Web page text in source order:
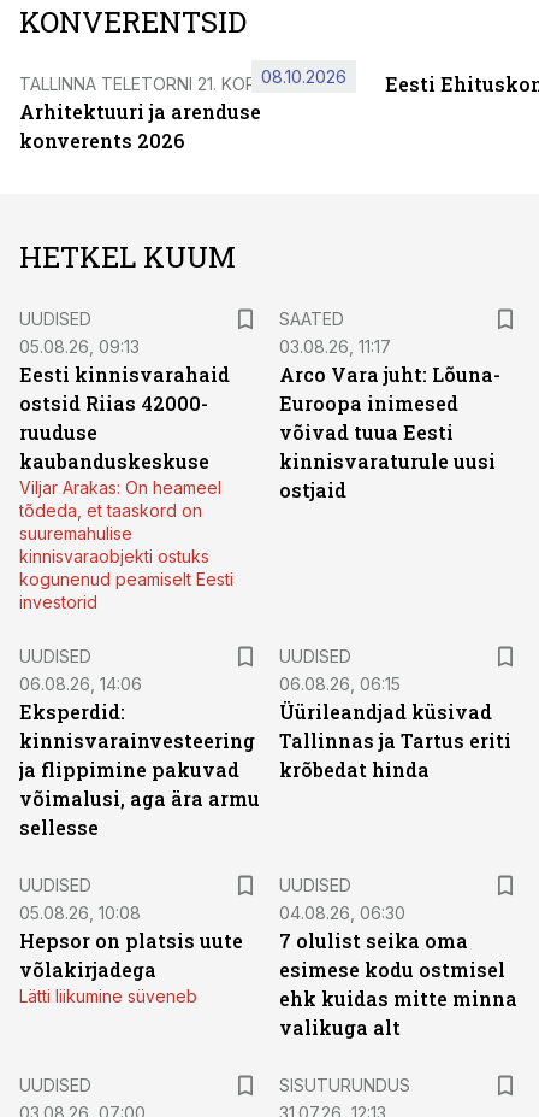
KONVERENTSID
TALLINNA TELETORNI 21. KORRUSEL
Arhitektuuri ja arenduse
konverents 2026
08.10.2026 Eesti
HETKEL KUUM
UUDISED
05.08.26, 09:13
Eesti kinnisvarahaid
ostsid Riias 42000-
ruuduse
kaubanduskeskuse
Viljar Arakas: On heameel
tõdeda, et taaskord on
suuremahulise
kinnisvaraobjekti ostuks
kogunenud peamiselt Eesti
investorid
SAATED
03.08.26, 11:17
Arco Vara juht: Lõuna-
Euroopa inimesed
võivad tuua Eesti
kinnisvaraturule uusi
ostjaid
UUDISED
06.08.26, 14:06
Eksperdid:
kinnisvarainvesteering
ja flippimine pakuvad
võimalusi, aga ära armu
sellesse
UUDISED
06.08.26, 06:15
Üürileandjad küsivad
Tallinnas ja Tartus eriti
krõbedat hinda
UUDISED
05.08.26, 10:08
Hepsor on platsis uute
võlakirjadega
Lätti liikumine süveneb
UUDISED
04.08.26, 06:30
7 olulist seika oma
esimese kodu ostmisel
ehk kuidas mitte minna
valikuga alt
UUDISED
03.08.26, 07:00
SISUTURUNDUS
31.07.26, 12:13